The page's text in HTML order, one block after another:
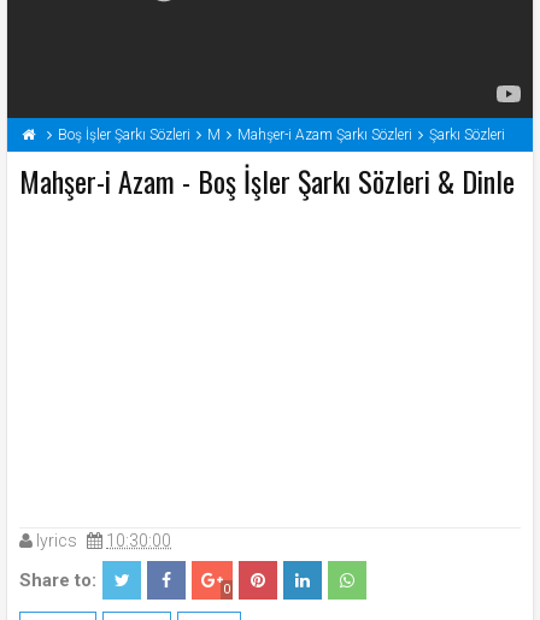
Boş İşler Şarkı Sözleri M Mahşer-i Azam Şarkı Sözleri Şarkı Sözleri
Mahşer-i Azam - Boş İşler Şarkı Sözleri & Dinle
lyrics 10:30:00
Share to: 0